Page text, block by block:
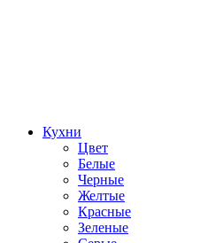
Кухни
Цвет
Белые
Черные
Желтые
Красные
Зеленые